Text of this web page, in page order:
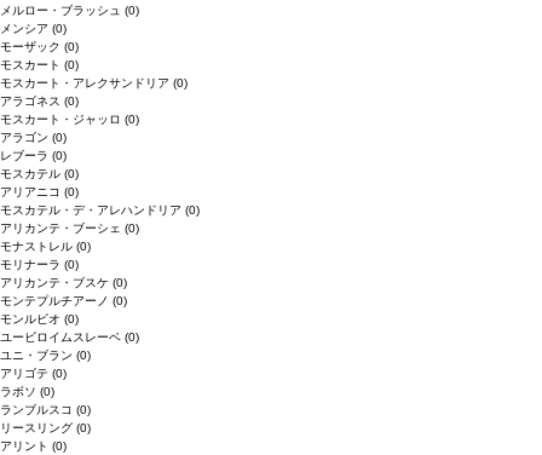
メルロー・ブラッシュ (0)
メンシア (0)
モーザック (0)
モスカート (0)
モスカート・アレクサンドリア (0)
アラゴネス (0)
モスカート・ジャッロ (0)
アラゴン (0)
レブーラ (0)
モスカテル (0)
アリアニコ (0)
モスカテル・デ・アレハンドリア (0)
アリカンテ・ブーシェ (0)
モナストレル (0)
モリナーラ (0)
アリカンテ・ブスケ (0)
モンテプルチアーノ (0)
モンルビオ (0)
ユービロイムスレーベ (0)
ユニ・ブラン (0)
アリゴテ (0)
ラボソ (0)
ランブルスコ (0)
リースリング (0)
アリント (0)